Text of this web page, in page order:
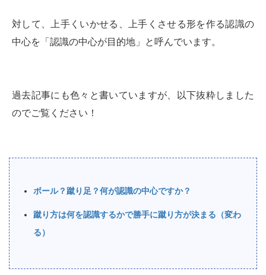
対して、上手くいかせる、上手くさせる形を作る認識の
中心を「認識の中心が目的地」と呼んでいます。
過去記事にも色々と書いていますが、以下抜粋しました
のでご覧ください！
ボール？蹴り足？何が認識の中心ですか？
蹴り方は何を認識するかで勝手に蹴り方が決まる（変わ
る）